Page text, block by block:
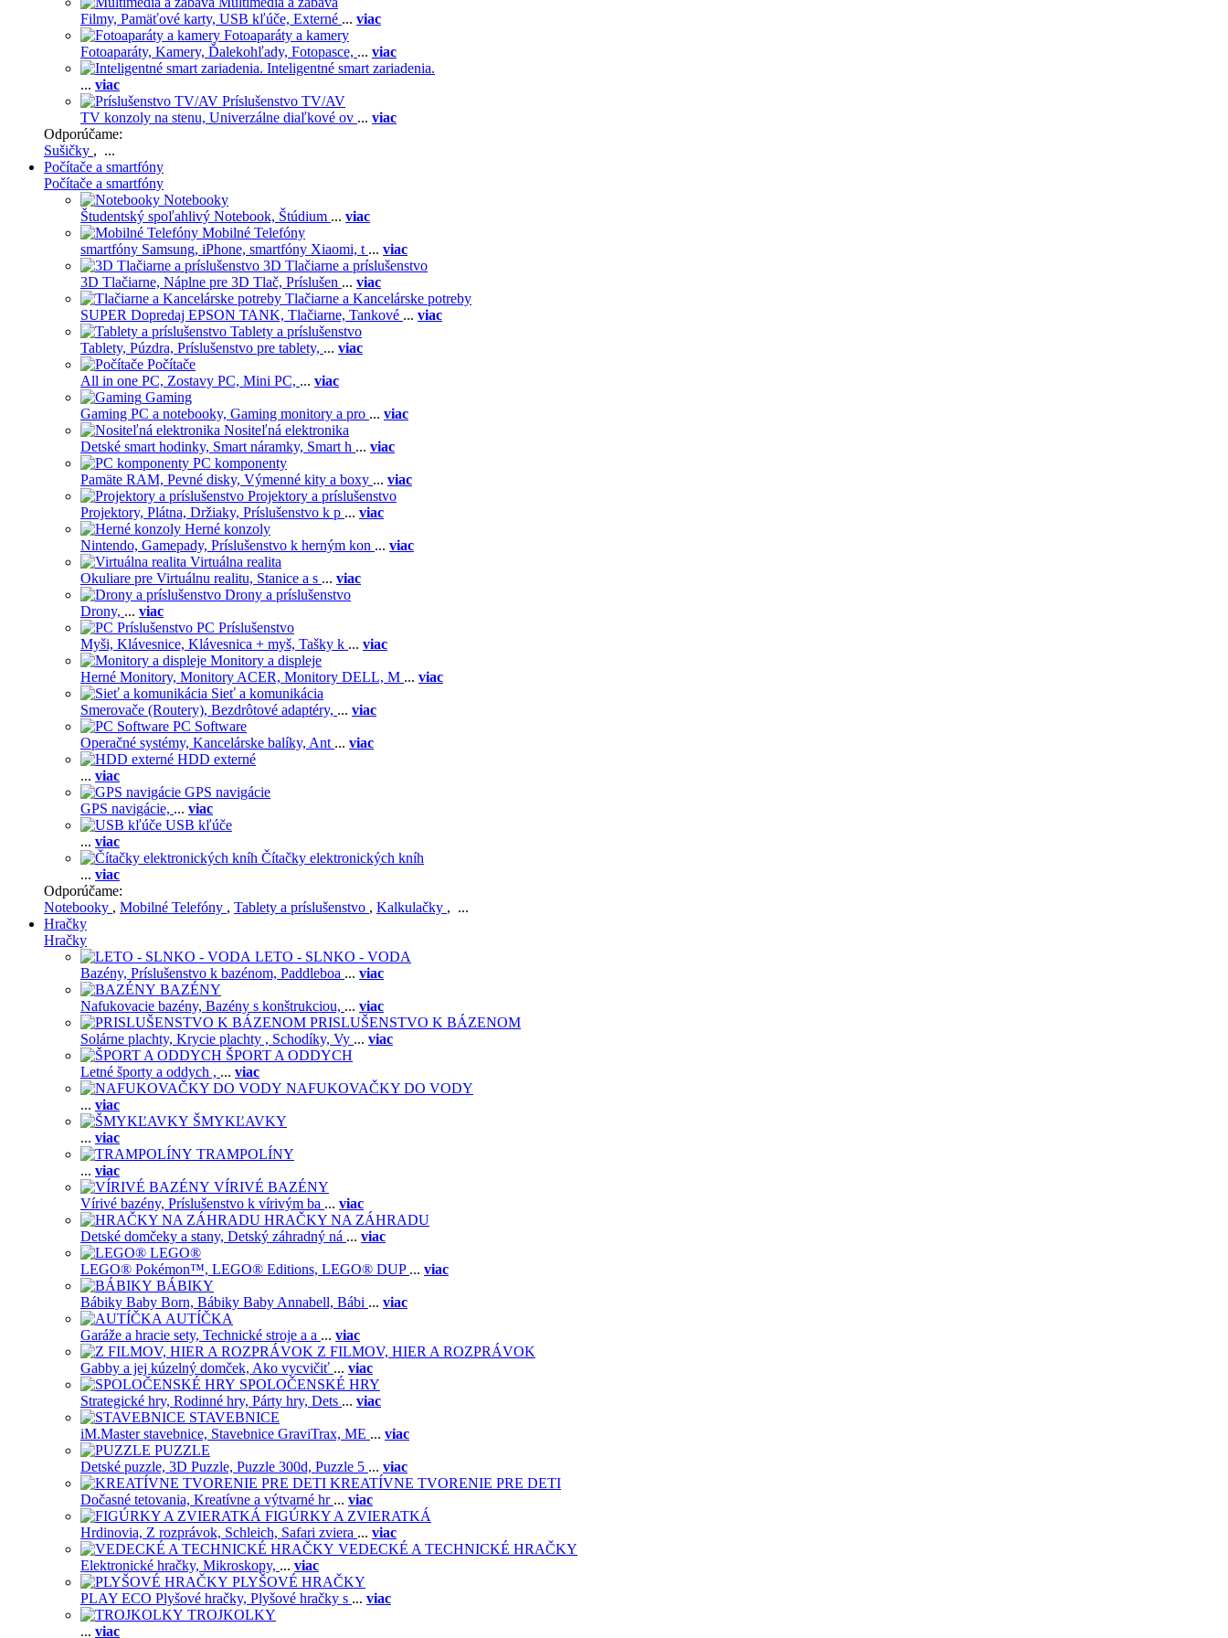
Filmy, Pamäťové karty, USB kľúče, Externé ... viac
Fotoaparáty a kamery
Fotoaparáty, Kamery, Ďalekohľady, Fotopasce, ... viac
Inteligentné smart zariadenia.
... viac
Príslušenstvo TV/AV
TV konzoly na stenu, Univerzálne diaľkové ov ... viac
Odporúčame:
Sušičky , ...
Počítače a smartfóny
Počítače a smartfóny
Notebooky
Študentský spoľahlivý Notebook, Štúdium ... viac
Mobilné Telefóny
smartfóny Samsung, iPhone, smartfóny Xiaomi, t ... viac
3D Tlačiarne a príslušenstvo
3D Tlačiarne, Náplne pre 3D Tlač, Príslušen ... viac
Tlačiarne a Kancelárske potreby
SUPER Dopredaj EPSON TANK, Tlačiarne, Tankové ... viac
Tablety a príslušenstvo
Tablety, Púzdra, Príslušenstvo pre tablety, ... viac
Počítače
All in one PC, Zostavy PC, Mini PC, ... viac
Gaming
Gaming PC a notebooky, Gaming monitory a pro ... viac
Nositeľná elektronika
Detské smart hodinky, Smart náramky, Smart h ... viac
PC komponenty
Pamäte RAM, Pevné disky, Výmenné kity a boxy ... viac
Projektory a príslušenstvo
Projektory, Plátna, Držiaky, Príslušenstvo k p ... viac
Herné konzoly
Nintendo, Gamepady, Príslušenstvo k herným kon ... viac
Virtuálna realita
Okuliare pre Virtuálnu realitu, Stanice a s ... viac
Drony a príslušenstvo
Drony, ... viac
PC Príslušenstvo
Myši, Klávesnice, Klávesnica + myš, Tašky k ... viac
Monitory a displeje
Herné Monitory, Monitory ACER, Monitory DELL, M ... viac
Sieť a komunikácia
Smerovače (Routery), Bezdrôtové adaptéry, ... viac
PC Software
Operačné systémy, Kancelárske balíky, Ant ... viac
HDD externé
... viac
GPS navigácie
GPS navigácie, ... viac
USB kľúče
... viac
Čítačky elektronických kníh
... viac
Odporúčame:
Notebooky , Mobilné Telefóny , Tablety a príslušenstvo , Kalkulačky , ...
Hračky
Hračky
LETO - SLNKO - VODA
Bazény, Príslušenstvo k bazénom, Paddleboa ... viac
BAZÉNY
Nafukovacie bazény, Bazény s konštrukciou, ... viac
PRISLUŠENSTVO K BÁZENOM
Solárne plachty, Krycie plachty , Schodíky, Vy ... viac
ŠPORT A ODDYCH
Letné športy a oddych , ... viac
NAFUKOVAČKY DO VODY
... viac
ŠMYKĽAVKY
... viac
TRAMPOLÍNY
... viac
VÍRIVÉ BAZÉNY
Vírivé bazény, Príslušenstvo k vírivým ba ... viac
HRAČKY NA ZÁHRADU
Detské domčeky a stany, Detský záhradný ná ... viac
LEGO®
LEGO® Pokémon™, LEGO® Editions, LEGO® DUP ... viac
BÁBIKY
Bábiky Baby Born, Bábiky Baby Annabell, Bábi ... viac
AUTÍČKA
Garáže a hracie sety, Technické stroje a a ... viac
Z FILMOV, HIER A ROZPRÁVOK
Gabby a jej kúzelný domček, Ako vycvičiť ... viac
SPOLOČENSKÉ HRY
Strategické hry, Rodinné hry, Párty hry, Dets ... viac
STAVEBNICE
iM.Master stavebnice, Stavebnice GraviTrax, ME ... viac
PUZZLE
Detské puzzle, 3D Puzzle, Puzzle 300d, Puzzle 5 ... viac
KREATÍVNE TVORENIE PRE DETI
Dočasné tetovania, Kreatívne a výtvarné hr ... viac
FIGÚRKY A ZVIERATKÁ
Hrdinovia, Z rozprávok, Schleich, Safari zviera ... viac
VEDECKÉ A TECHNICKÉ HRAČKY
Elektronické hračky, Mikroskopy, ... viac
PLYŠOVÉ HRAČKY
PLAY ECO Plyšové hračky, Plyšové hračky s ... viac
TROJKOLKY
... viac